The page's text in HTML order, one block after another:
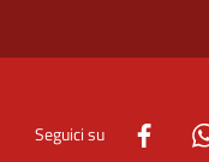
Seguici su